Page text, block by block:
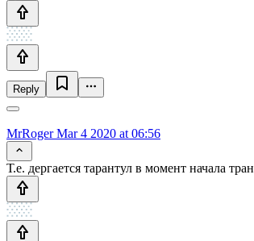
Reply
MrRogerMar 4 2020 at 06:56
Т.е. дергается тарантул в момент начала